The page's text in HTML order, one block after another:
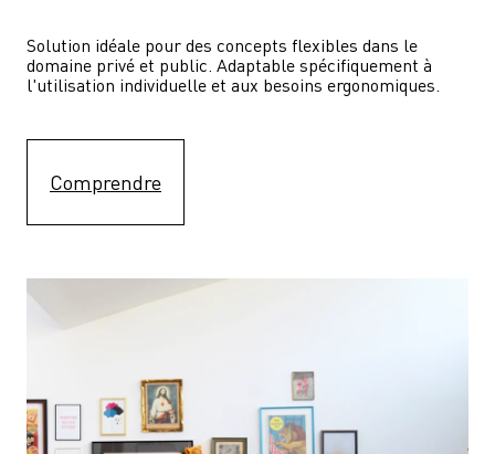
Solution idéale pour des concepts flexibles dans le
domaine privé et public. Adaptable spécifiquement à
l'utilisation individuelle et aux besoins ergonomiques.
Comprendre